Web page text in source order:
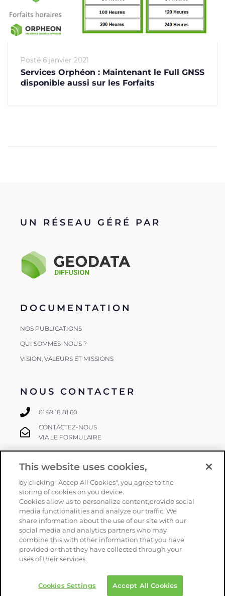
Posté 6 janvier 2021
Services Orphéon : Maintenant le Full GNSS
disponible aussi sur les Forfaits
UN RÉSEAU GÉRÉ PAR
DOCUMENTATION
NOS PUBLICATIONS
QUI SOMMES-NOUS ?
VISION, VALEURS ET MISSIONS
NOUS CONTACTER
01 69 18 81 60
CONTACTEZ-NOUS
VIA LE FORMULAIRE
SUIVEZ-NOUS
CopyrightOrphéon–Mentions légales
This website uses cookies,
by clicking "Accep All Cookies", you agree to the
storing of cookies on you device.
Cookies allow us to personalize content,provide social
media functionalities and analyze our traffic. We
share information about the use of our site with our
social media and analytics partners who may
combine this with other information that you have
provided or that they have collected through your
uses of their services.
Cookies Settings Accept All Cookies